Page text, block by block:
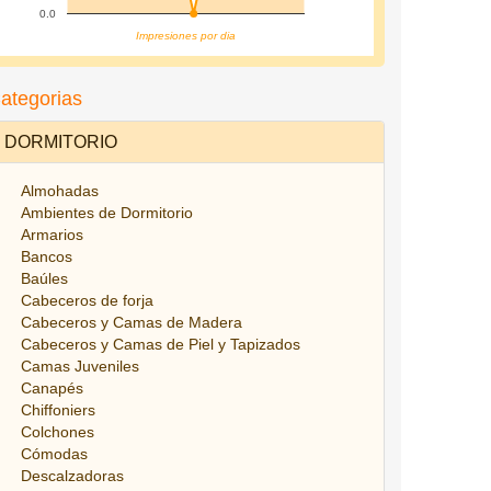
0.0
Impresiones por dia
DORMITORIO
Almohadas
Ambientes de Dormitorio
Armarios
Bancos
Baúles
Cabeceros de forja
Cabeceros y Camas de Madera
Cabeceros y Camas de Piel y Tapizados
Camas Juveniles
Canapés
Chiffoniers
Colchones
Cómodas
Descalzadoras